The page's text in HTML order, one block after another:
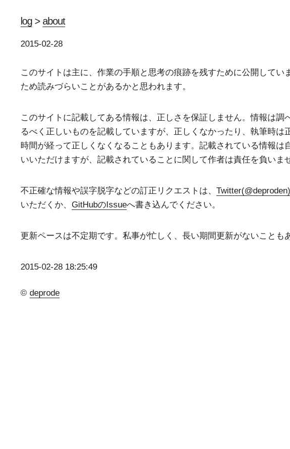
log> about
2015-02-28
このサイトは主に、作業の手順と思考の痕跡を残すために公開してい
ため読みづらいことがあるかと思われます。
このサイトに記載してある情報は、正しさを保証しません。情報は調
るべく正しいものを記載していますが、正しくなかったり、執筆時は
時間が経って正しくなくなることもあります。記載されている情報は
いいただけますが、記載されていることに関して作者は責任を負いま
不正確な情報や誤字脱字などの訂正リクエストは、 Twitter(@deproden)
いただくか、 GitHubのIssueへ書き込んでください。
更新ペースは不定期です。私事が忙しく、長い期間更新がないことも
2015-02-28 18:25:49
© deprode